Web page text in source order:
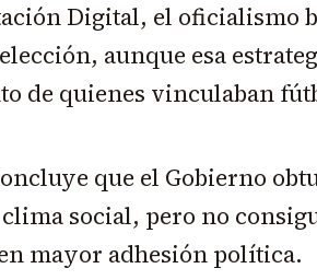
Digital, el oficialismo
aunque esa
de quienes vinculaban
que el Gobierno
social, pero no
mayor adhesión política.